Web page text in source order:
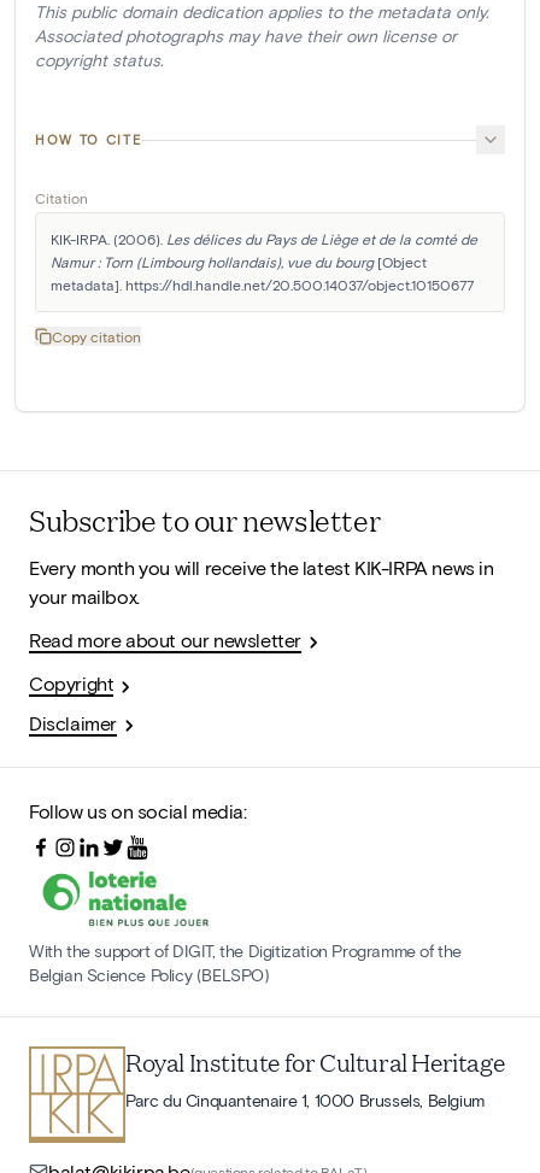
This public domain dedication applies to the metadata only.
Associated photographs may have their own license or
copyright status.
HOW TO CITE
Citation
KIK-IRPA. (2006). Les délices du Pays de Liège et de la comté de
Namur : Torn (Limbourg hollandais), vue du bourg [Object
metadata]. https://hdl.handle.net/20.500.14037/object.10150677
Copy citation
Subscribe to our newsletter
Every month you will receive the latest KIK-IRPA news in
your mailbox.
Read more about our newsletter
Copyright
Disclaimer
Follow us on social media:
With the support of DIGIT, the Digitization Programme of the
Belgian Science Policy (BELSPO)
Royal Institute for Cultural Heritage
Parc du Cinquantenaire 1, 1000 Brussels, Belgium